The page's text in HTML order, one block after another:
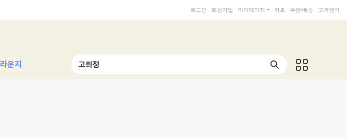
로그인 회원가입 마이페이지 카트 주문/배송 고객센터
라운지